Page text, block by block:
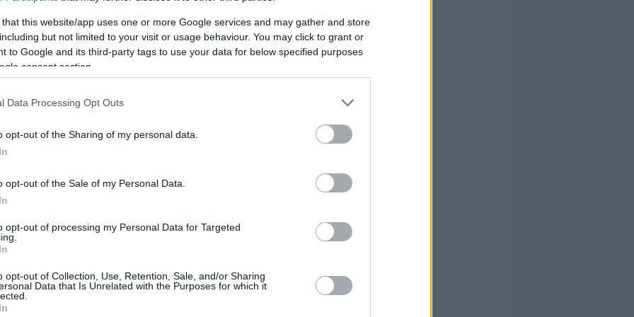
that this website/app uses one or more Google services and may gather and store
but not limited to your visit or usage behaviour. You may click to grant or
to Google and its third-party tags to use your data for below specified purposes
consent section.
Data Processing Opt Outs
opt-out of the Sharing of my personal data.
opt-out of the Sale of my Personal Data.
opt-out of processing my Personal Data for Targeted
opt-out of Collection, Use, Retention, Sale, and/or Sharing
Data that Is Unrelated with the Purposes for which it
info@eurohoops.net
El Bayern Múnich anunció el fichaje de
tres temporadas, confirmando los
Barça Lassa, donde promediaba 7.9
un gran desafío, un nuevo reto, porque el
fuerte, sueña con un gran futuro y podría
que pueda ser parte de este proyecto
nivel. Para mí, esta es una gran